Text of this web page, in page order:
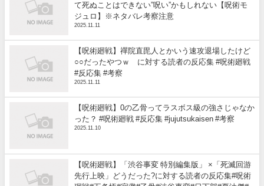
て死ぬことはできない”呪い”かもしれない【呪術モ
ジュロ】※ネタバレ考察注意
2025.11.11
【呪術廻戦】禪院直毘人とかいう速攻退場したけど
○○だったやつｗ に対する読者の反応集 #呪術廻戦
#反応集 #考察
2025.11.11
【呪術廻戦】0の乙骨ってラスボス級の強さじゃなか
った？ #呪術廻戦 #反応集 #jujutsukaisen #考察
2025.11.10
【呪術廻戦】「渋谷事変 特別編集版」 ×「死滅回游
先行上映」どうだった?に対する読者の反応集#呪術